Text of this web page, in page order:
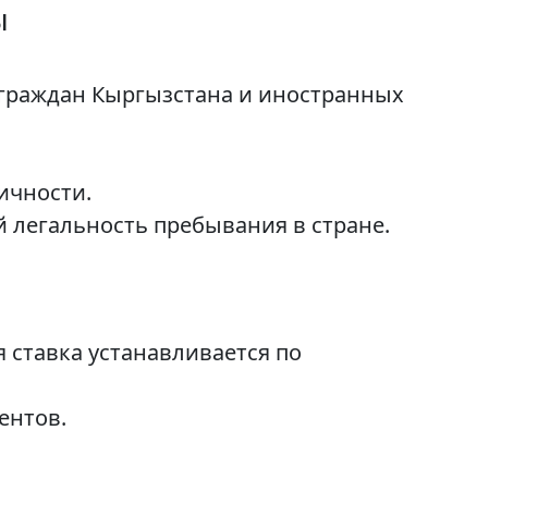
Кыргызстана и иностранных
пребывания в стране.
устанавливается по